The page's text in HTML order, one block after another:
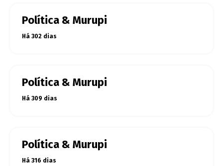
Política & Murupi
Há 302 dias
Política & Murupi
Há 309 dias
Política & Murupi
Há 316 dias